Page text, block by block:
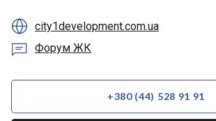
 city1development.com.ua
 Форум ЖК
+380 (44) 528 91 91